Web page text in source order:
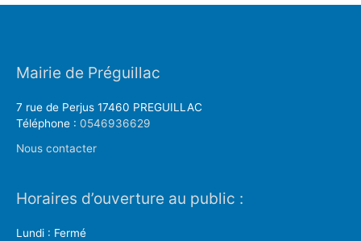
Mairie de Préguillac
7 rue de Perjus 17460 PREGUILLAC
Téléphone : 0546936629
Nous contacter
Horaires d’ouverture au public :
Lundi : Fermé